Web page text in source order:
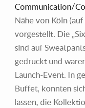
Communication/
Nähe von Köln
vorgestellt. Die
sind auf
gedruckt und
Launch-Event. In
Buffet, konnten
lassen, die